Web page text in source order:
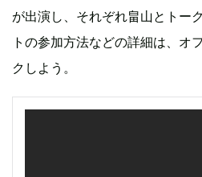
が出演し、それぞれ畠山とトー
トの参加方法などの詳細は、オ
クしよう。